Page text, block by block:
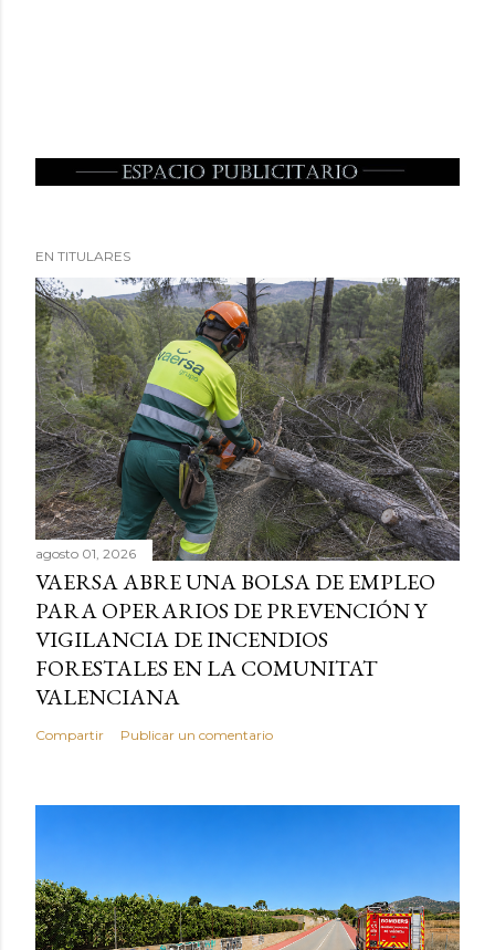
EN TITULARES
agosto 01, 2026
VAERSA ABRE UNA BOLSA DE EMPLEO
PARA OPERARIOS DE PREVENCIÓN Y
VIGILANCIA DE INCENDIOS
FORESTALES EN LA COMUNITAT
VALENCIANA
Compartir Publicar un comentario